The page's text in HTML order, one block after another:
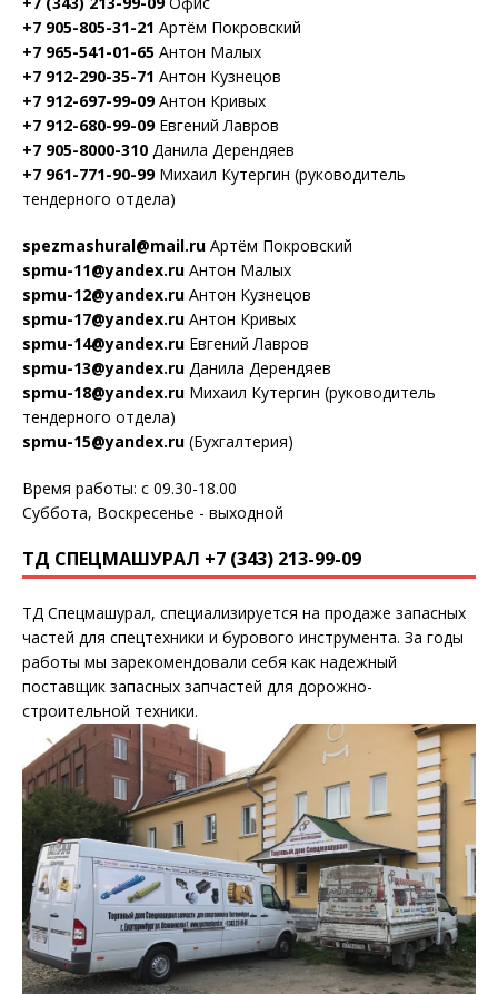
+7 905-805-31-21 Артём Покровский
+7 965-541-01-65 Антон Малых
+7 912-290-35-71 Антон Кузнецов
+7 912-697-99-09Антон Кривых
+7 912-680-99-09Евгений Лавров
+7 905-8000-310 Данила Дерендяев
+7 961-771-90-99Михаил Кутергин (руководитель
тендерного отдела)
spezmashural@mail.ru Артём Покровский
spmu-11@yandex.ru Антон Малых
spmu-12@yandex.ru Антон Кузнецов
spmu-17@yandex.ru Антон Кривых
spmu-14@yandex.ru Евгений Лавров
spmu-13@yandex.ru Данила Дерендяев
spmu-18@yandex.ru Михаил Кутергин (руководитель
тендерного отдела)
spmu-15@yandex.ru (Бухгалтерия)
Время работы: с 09.30-18.00
Суббота, Воскресенье - выходной
ТД СПЕЦМАШУРАЛ +7 (343) 213-99-09
ТД Спецмашурал, специализируется на продаже запасных
частей для спецтехники и бурового инструмента. За годы
работы мы зарекомендовали себя как надежный
поставщик запасных запчастей для дорожно-
строительной техники.